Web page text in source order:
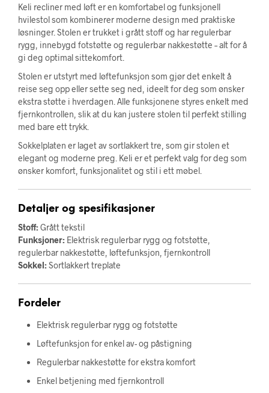
Keli recliner med løft er en komfortabel og funksjonell
hvilestol som kombinerer moderne design med praktiske
løsninger. Stolen er trukket i grått stoff og har regulerbar
rygg, innebygd fotstøtte og regulerbar nakkestøtte – alt for å
gi deg optimal sittekomfort.
Stolen er utstyrt med løftefunksjon som gjør det enkelt å
reise seg opp eller sette seg ned, ideelt for deg som ønsker
ekstra støtte i hverdagen. Alle funksjonene styres enkelt med
fjernkontrollen, slik at du kan justere stolen til perfekt stilling
med bare ett trykk.
Sokkelplaten er laget av sortlakkert tre, som gir stolen et
elegant og moderne preg. Keli er et perfekt valg for deg som
ønsker komfort, funksjonalitet og stil i ett møbel.
Detaljer og spesifikasjoner
Stoff:Grått tekstil
Funksjoner: Elektrisk regulerbar rygg og fotstøtte,
regulerbar nakkestøtte, løftefunksjon, fjernkontroll
Sokkel:Sortlakkert treplate
Fordeler
Elektrisk regulerbar rygg og fotstøtte
Løftefunksjon for enkel av- og påstigning
Regulerbar nakkestøtte for ekstra komfort
Enkel betjening med fjernkontroll